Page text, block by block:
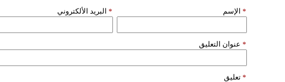
الإسم * البريد الألكتروني *
عنوان التعليق *
تعليق *